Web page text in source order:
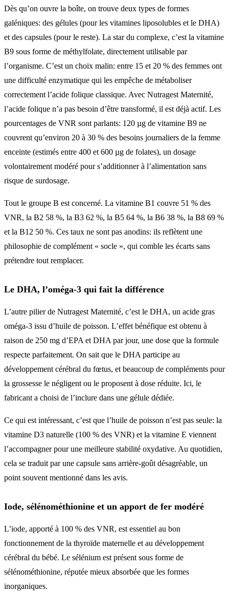
Dès qu’on ouvre la boîte, on trouve deux types de formes
galéniques: des gélules (pour les vitamines liposolubles et le DHA)
et des capsules (pour le reste). La star du complexe, c’est la vitamine
B9 sous forme de méthylfolate, directement utilisable par
l’organisme. C’est un choix malin: entre 15 et 20 % des femmes ont
une difficulté enzymatique qui les empêche de métaboliser
correctement l’acide folique classique. Avec Nutragest Maternité,
l’acide folique n’a pas besoin d’être transformé, il est déjà actif. Les
pourcentages de VNR sont parlants: 120 µg de vitamine B9 ne
couvrent qu’environ 20 à 30 % des besoins journaliers de la femme
enceinte (estimés entre 400 et 600 µg de folates), un dosage
volontairement modéré pour s’additionner à l’alimentation sans
risque de surdosage.
Tout le groupe B est concerné. La vitamine B1 couvre 51 % des
VNR, la B2 58 %, la B3 62 %, la B5 64 %, la B6 38 %, la B8 69 %
et la B12 50 %. Ces taux ne sont pas anodins: ils reflètent une
philosophie de complément « socle », qui comble les écarts sans
prétendre tout remplacer.
Le DHA, l’oméga-3 qui fait la différence
L’autre pilier de Nutragest Maternité, c’est le DHA, un acide gras
oméga-3 issu d’huile de poisson. L’effet bénéfique est obtenu à
raison de 250 mg d’EPA et DHA par jour, une dose que la formule
respecte parfaitement. On sait que le DHA participe au
développement cérébral du fœtus, et beaucoup de compléments pour
la grossesse le négligent ou le proposent à dose réduite. Ici, le
fabricant a choisi de l’inclure dans une gélule dédiée.
Ce qui est intéressant, c’est que l’huile de poisson n’est pas seule: la
vitamine D3 naturelle (100 % des VNR) et la vitamine E viennent
l’accompagner pour une meilleure stabilité oxydative. Au quotidien,
cela se traduit par une capsule sans arrière-goût désagréable, un
point souvent mentionné dans les avis.
Iode, sélénométhionine et un apport de fer modéré
L’iode, apporté à 100 % des VNR, est essentiel au bon
fonctionnement de la thyroïde maternelle et au développement
cérébral du bébé. Le sélénium est présent sous forme de
sélénométhionine, réputée mieux absorbée que les formes
inorganiques.